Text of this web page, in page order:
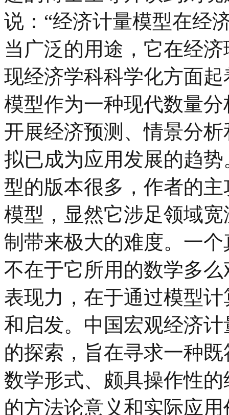
说：“经济计量模型在经
当广泛的用途，它在经
现经济学科科学化方面
模型作为一种现代数量
开展经济预测、情景分
拟已成为应用发展的趋
型的版本很多，作者的
模型，显然它涉足领域
制带来极大的难度。一
不在于它所用的数学多
表现力，在于通过模型
和启发。中国宏观经济
的探索，旨在寻求一种
数学形式、颇具操作性
的方法论意义和实际应用